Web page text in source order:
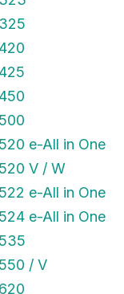
e-All in One
V / W
e-All in One
e-All in One
/ V